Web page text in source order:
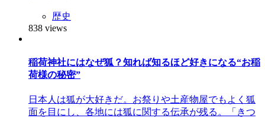
歴史
838 views
稲荷神社にはなぜ狐？知れば知るほど好きになる“お稲
荷様の秘密”
日本人は狐が大好きだ。お祭りや土産物屋でもよく狐
面を目にし、各地には狐に関する伝承が残る。「きつ